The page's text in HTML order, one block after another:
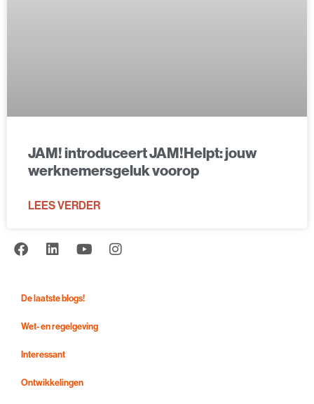
JAM! introduceert JAM!Helpt: jouw
werknemersgeluk voorop
LEES VERDER
De laatste blogs!
Wet- en regelgeving
Interessant
Ontwikkelingen